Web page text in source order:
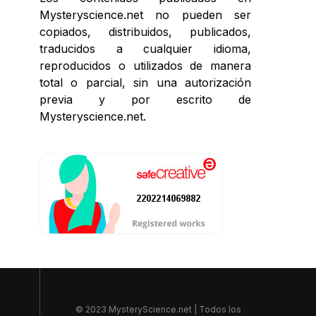
Mysteryscience.net no pueden ser
copiados, distribuidos, publicados,
traducidos a cualquier idioma,
reproducidos o utilizados de manera
total o parcial, sin una autorización
previa y por escrito de
Mysteryscience.net.
© 2023 MysteryScience.net | Todos los